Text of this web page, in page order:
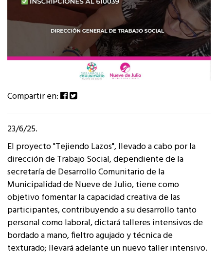
Compartir en:
23/6/25.
El proyecto "Tejiendo Lazos", llevado a cabo por la
dirección de Trabajo Social, dependiente de la
secretaría de Desarrollo Comunitario de la
Municipalidad de Nueve de Julio, tiene como
objetivo fomentar la capacidad creativa de las
participantes, contribuyendo a su desarrollo tanto
personal como laboral, dictará talleres intensivos de
bordado a mano, fieltro agujado y técnica de
texturado; llevará adelante un nuevo taller intensivo.